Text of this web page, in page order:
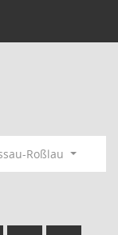
Roßlau